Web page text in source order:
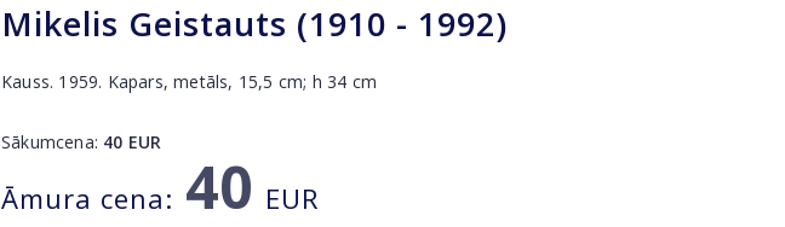
Mikelis Geistauts (1910 - 1992)
Kauss. 1959. Kapars, metāls, 15,5 cm; h 34 cm
Sākumcena: 40 EUR
Āmura cena: 40 EUR